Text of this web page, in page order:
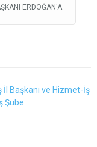
ERDOĞAN'A